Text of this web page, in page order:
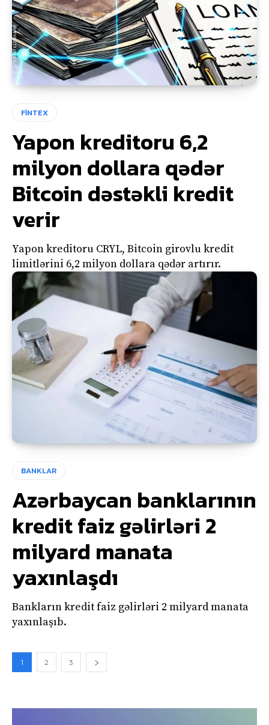
FİNTEX
Yapon kreditoru 6,2
milyon dollara qədər
Bitcoin dəstəkli kredit
verir
Yapon kreditoru CRYL, Bitcoin girovlu kredit
limitlərini 6,2 milyon dollara qədər artırır.
BANKLAR
Azərbaycan banklarının
kredit faiz gəlirləri 2
milyard manata
yaxınlaşdı
Bankların kredit faiz gəlirləri 2 milyard manata
yaxınlaşıb.
1 2 3